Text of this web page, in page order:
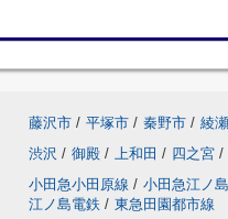
藤沢市 / 平塚市 / 秦野市 / 綾
渋沢 / 御殿 / 上和田 / 四之宮 /
小田急小田原線 / 小田急江ノ
江ノ島電鉄 / 東急田園都市線